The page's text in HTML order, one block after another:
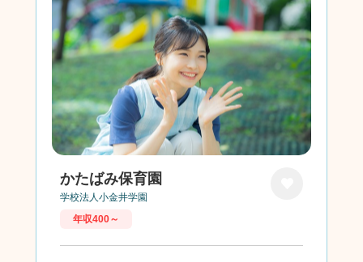
かたばみ保育園
学校法人小金井学園
年収400～